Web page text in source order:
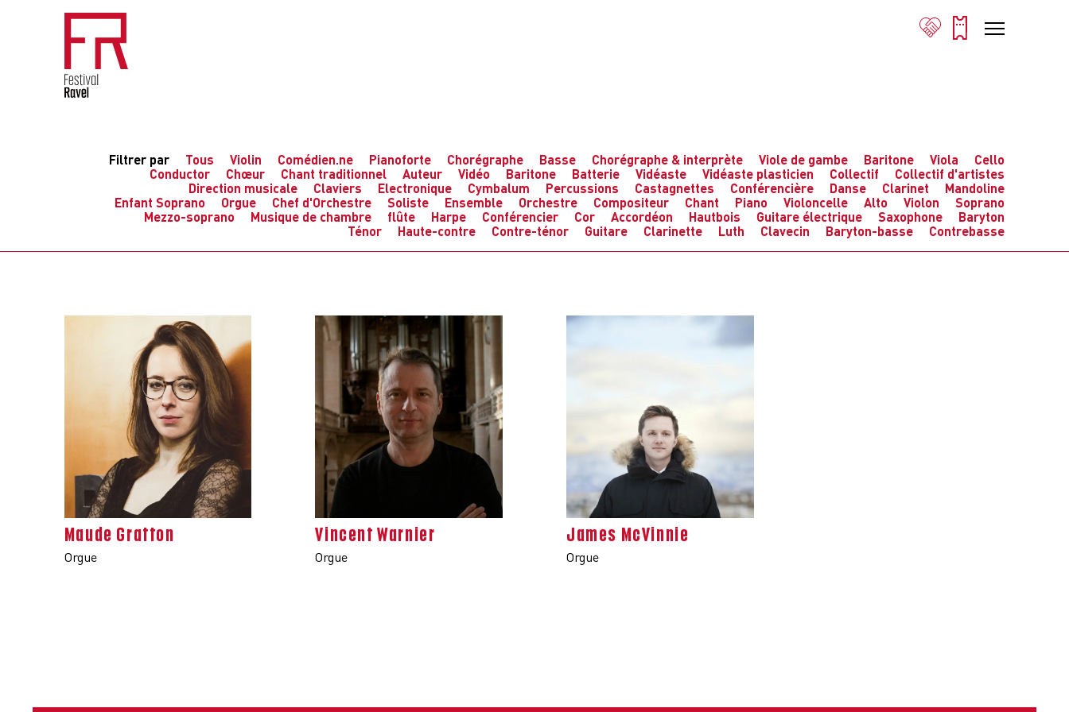
Filtrer par Tous Violin Comédien.ne Pianoforte Chorégraphe Basse Chorégraphe & interprète Viole de gambe Baritone Viola
Cello
Conductor
Chœur Chant traditionnel Auteur Vidéo Baritone Batterie Vidéaste Vidéaste plasticien Collectif
Collectif d'artistes
Direction musicale
Claviers Electronique Cymbalum Percussions Castagnettes Conférencière Danse Clarinet
Mandoline
Enfant Soprano
Orgue Chef d'Orchestre Soliste Ensemble Orchestre Compositeur Chant Piano Violoncelle Alto Violon
Soprano
Mezzo-soprano
Musique de chambre flûte Harpe Conférencier Cor Accordéon Hautbois Guitare électrique Saxophone
Baryton
Ténor
Haute-contre Contre-ténor Guitare Clarinette Luth Clavecin Baryton-basse Contrebasse
Maude Gratton
Orgue
Vincent Warnier
Orgue
James McVinnie
Orgue